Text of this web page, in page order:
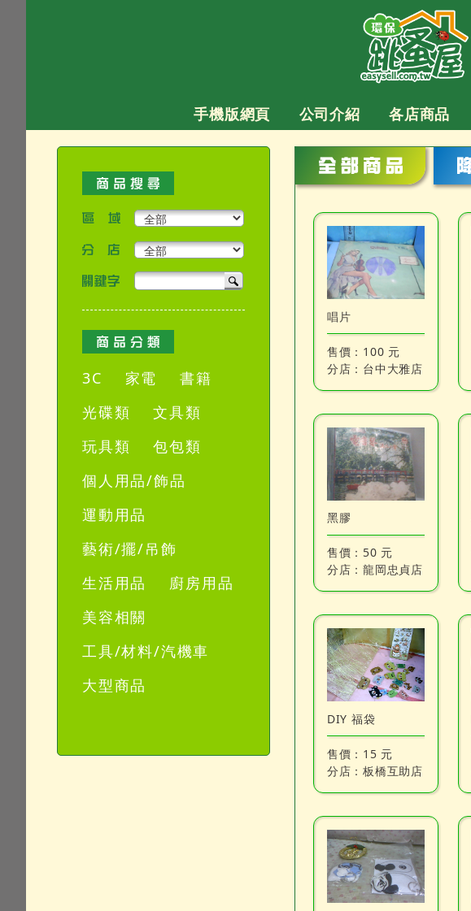
手機版網頁 公司介紹 各店商品
區域
分店
關鍵字 產品搜尋
3C 家電
書籍
光碟類
文具類
玩具類
包包類
個人用品/飾品
運動用品
藝術/擺/吊飾
生活用品
廚房用品
美容相關
工具/材料/汽機車
大型商品
全部商品
唱片
售價： 100 元
分店： 台中大雅店
黑膠
售價： 50 元
分店：龍岡忠貞店
DIY 福袋
售價： 15 元
分店：板橋互助店